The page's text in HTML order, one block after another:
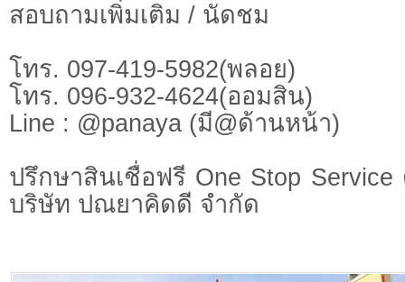
สอบถามเพิ่มเติม / นัดชม
โทร. 097-419-5982(พลอย)
โทร. 096-932-4624(ออมสิน)
Line : @panaya (มี@ด้านหน้า)
ปรึกษาสินเชื่อฟรี One Stop
บริษัท ปณยาคิดดี จำกัด